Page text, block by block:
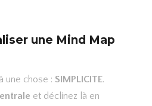
une Mind Map
une chose : SIMPLICITE.
et déclinez là en